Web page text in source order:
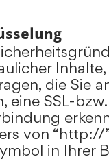
die Sie
eine SSL-
von
in Ihrer